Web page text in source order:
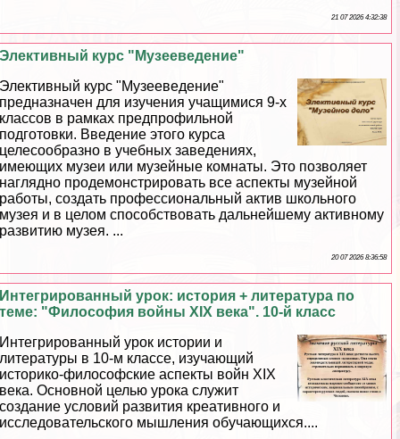
21 07 2026 4:32:38
Элективный курс "Музееведение"
Элективный курс "Музееведение"
предназначен для изучения учащимися 9-х
классов в рамках предпрофильной
подготовки. Введение этого курса
целесообразно в учебных заведениях,
имеющих музеи или музейные комнаты. Это позволяет
наглядно продемонстрировать все аспекты музейной
работы, создать профессиональный актив школьного
музея и в целом способствовать дальнейшему активному
развитию музея. ...
20 07 2026 8:36:58
Интегрированный урок: история + литература по
теме: "Философия войны XIX века". 10-й класс
Интегрированный урок истории и
литературы в 10-м классе, изучающий
историко-философские аспекты войн XIX
века. Основной целью урока служит
создание условий развития креативного и
исследовательского мышления обучающихся....